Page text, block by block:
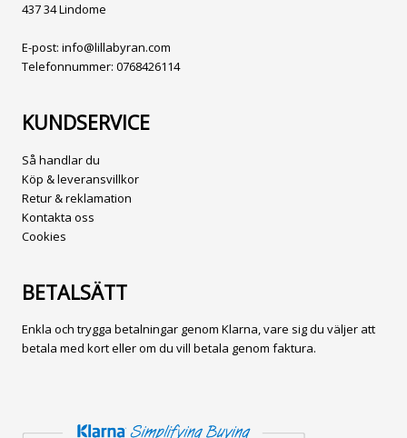
437 34 Lindome
E-post: info@lillabyran.com
Telefonnummer: 0768426114
KUNDSERVICE
Så handlar du
Köp & leveransvillkor
Retur & reklamation
Kontakta oss
Cookies
BETALSÄTT
Enkla och trygga betalningar genom Klarna, vare sig du väljer att
betala med kort eller om du vill betala genom faktura.